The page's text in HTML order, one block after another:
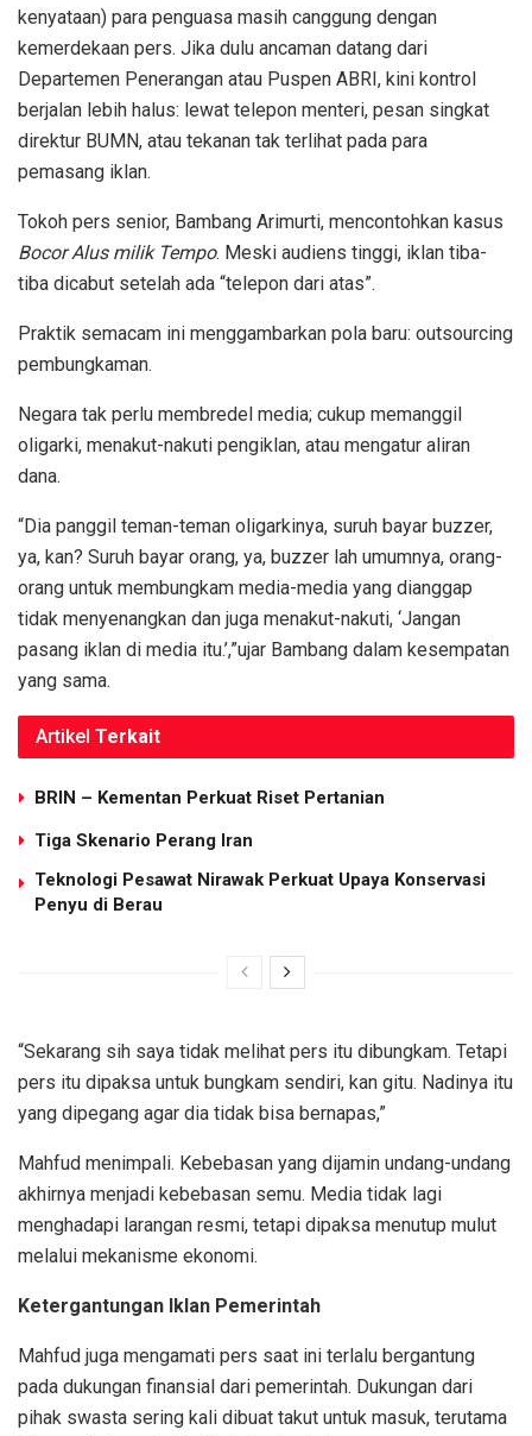
kenyataan) para penguasa masih canggung dengan
kemerdekaan pers. Jika dulu ancaman datang dari
Departemen Penerangan atau Puspen ABRI, kini kontrol
berjalan lebih halus: lewat telepon menteri, pesan singkat
direktur BUMN, atau tekanan tak terlihat pada para
pemasang iklan.
Tokoh pers senior, Bambang Arimurti, mencontohkan kasus
Bocor Alus milik Tempo. Meski audiens tinggi, iklan tiba-
tiba dicabut setelah ada “telepon dari atas”.
Praktik semacam ini menggambarkan pola baru: outsourcing
pembungkaman.
Negara tak perlu membredel media; cukup memanggil
oligarki, menakut-nakuti pengiklan, atau mengatur aliran
dana.
“Dia panggil teman-teman oligarkinya, suruh bayar buzzer,
ya, kan? Suruh bayar orang, ya, buzzer lah umumnya, orang-
orang untuk membungkam media-media yang dianggap
tidak menyenangkan dan juga menakut-nakuti, ‘Jangan
pasang iklan di media itu.’,”ujar Bambang dalam kesempatan
yang sama.
Artikel Terkait
BRIN – Kementan Perkuat Riset Pertanian
Tiga Skenario Perang Iran
Teknologi Pesawat Nirawak Perkuat Upaya Konservasi
Penyu di Berau
“Sekarang sih saya tidak melihat pers itu dibungkam. Tetapi
pers itu dipaksa untuk bungkam sendiri, kan gitu. Nadinya itu
yang dipegang agar dia tidak bisa bernapas,”
Mahfud menimpali. Kebebasan yang dijamin undang-undang
akhirnya menjadi kebebasan semu. Media tidak lagi
menghadapi larangan resmi, tetapi dipaksa menutup mulut
melalui mekanisme ekonomi.
Ketergantungan Iklan Pemerintah
Mahfud juga mengamati pers saat ini terlalu bergantung
pada dukungan finansial dari pemerintah. Dukungan dari
pihak swasta sering kali dibuat takut untuk masuk, terutama